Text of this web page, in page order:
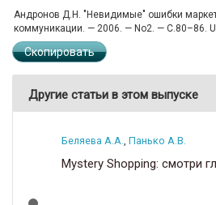
Скопировать
Другие статьи в этом выпуске
Беляева А.А. Панько А.В.
Mystery Shopping: смотри